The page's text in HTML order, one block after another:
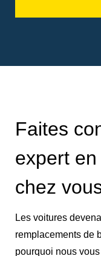
Faites
expert
chez
Les voitures
remplacements de
pourquoi nous